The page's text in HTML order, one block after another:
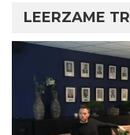
LEERZAME